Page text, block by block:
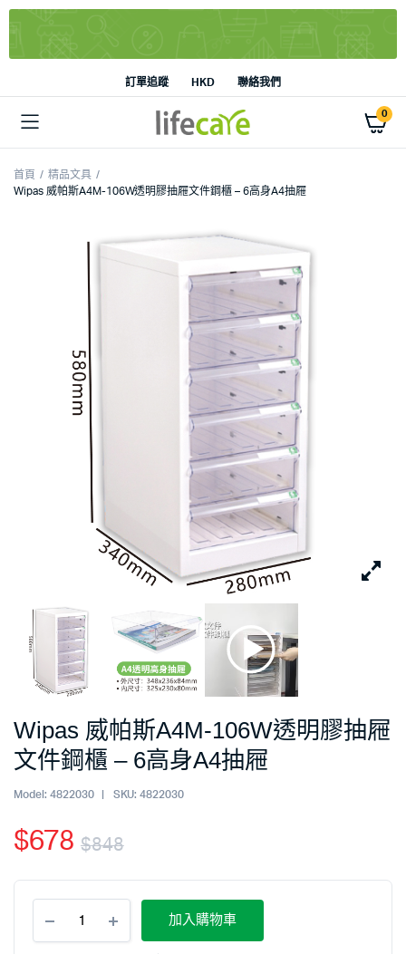
訂單追蹤 HKD 聯絡我們
0
首頁
精品文具
Wipas 威帕斯A4M-106W透明膠抽屜文件鋼櫃 – 6高身A4抽屜
Wipas 威帕斯A4M-106W透明膠抽屜
文件鋼櫃 – 6高身A4抽屜
Model: 4822030 SKU: 4822030
$848
$678
加入購物車